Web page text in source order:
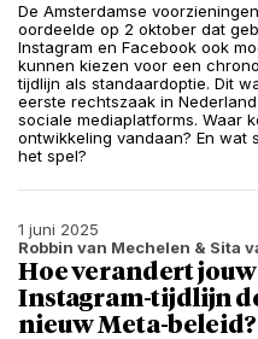
De Amsterdamse
oordeelde op 2 oktober dat
Instagram en Facebook ook
kunnen kiezen voor een
tijdlijn als standaardoptie. Dit
eerste rechtszaak in
sociale mediaplatforms. Waar
ontwikkeling vandaan? En wat
het spel?
1 juni 2025
Robbin van Mechelen & Sita
Hoe verandert jouw
Instagram-tijdlijn
nieuw Meta-beleid?